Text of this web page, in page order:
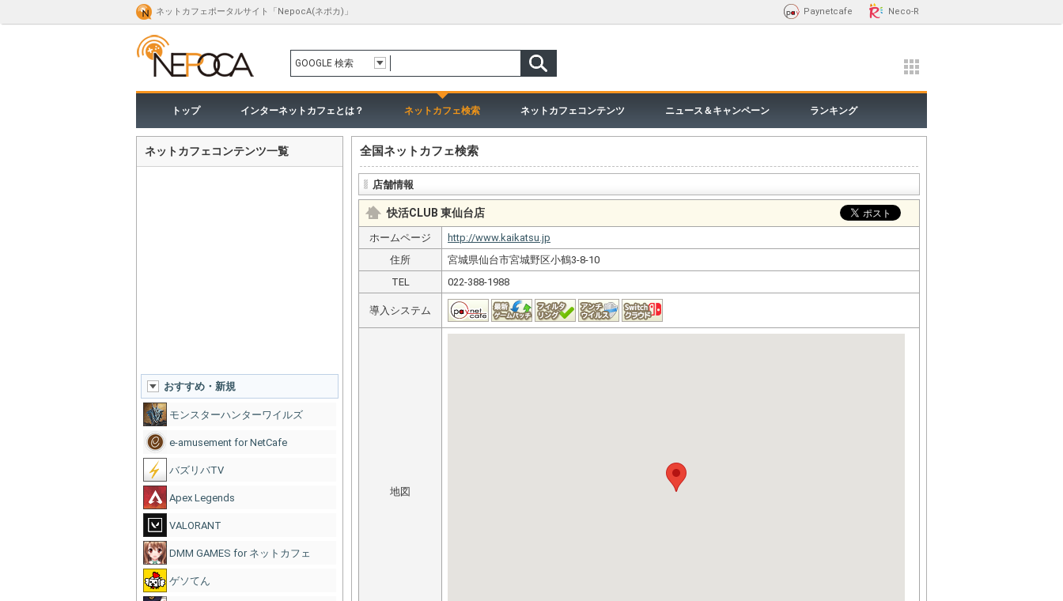
ネットカフェポータルサイト「NepocA(ネポカ)」 Paynetcafe Neco-R
GOOGLE 検索
トップ インターネットカフェとは？ ネットカフェ検索 ネットカフェコンテンツ ニュース＆キャンペーン ランキング
ネットカフェコンテンツ一覧
おすすめ・新規
モンスターハンターワイルズ
e-amusement for NetCafe
バズリバTV
Apex Legends
VALORANT
DMM GAMES for ネットカフェ
ゲソてん
全国ネットカフェ検索
店舗情報
快活CLUB 東仙台店
ホームページ
http://www.kaikatsu.jp
住所
宮城県仙台市宮城野区小鶴3-8-10
TEL
022-388-1988
導入システム
地図